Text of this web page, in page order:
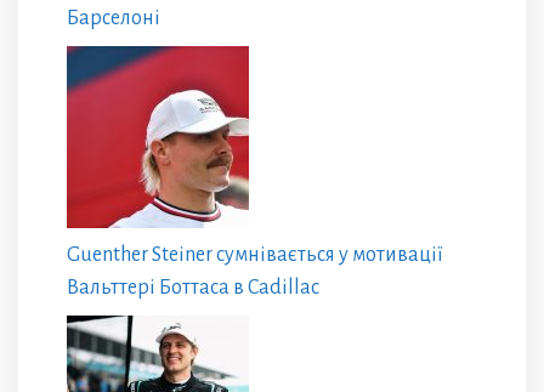
Барселоні
Guenther Steiner сумнівається у мотивації
Вальттері Боттаса в Cadillac